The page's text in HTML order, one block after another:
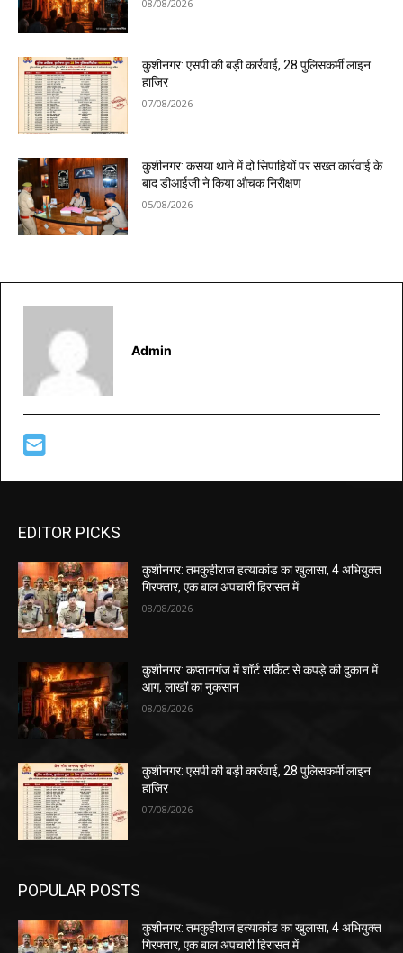
08/08/2026
कुशीनगर: एसपी की बड़ी कार्रवाई, 28 पुलिसकर्मी लाइन
हाजिर
07/08/2026
कुशीनगर: कसया थाने में दो सिपाहियों पर सख्त कार्रवाई के
बाद डीआईजी ने किया औचक निरीक्षण
05/08/2026
Admin
EDITOR PICKS
कुशीनगर: तमकुहीराज हत्याकांड का खुलासा, 4 अभियुक्त
गिरफ्तार, एक बाल अपचारी हिरासत में
08/08/2026
कुशीनगर: कप्तानगंज में शॉर्ट सर्किट से कपड़े की दुकान में
आग, लाखों का नुकसान
08/08/2026
कुशीनगर: एसपी की बड़ी कार्रवाई, 28 पुलिसकर्मी लाइन
हाजिर
07/08/2026
POPULAR POSTS
कुशीनगर: तमकुहीराज हत्याकांड का खुलासा, 4 अभियुक्त
गिरफ्तार, एक बाल अपचारी हिरासत में